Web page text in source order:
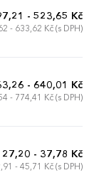
- 523,65 Kč
- 633,62 Kč (s DPH)
- 640,01 Kč
- 774,41 Kč (s DPH)
27,20 - 37,78 Kč
- 45,71 Kč (s DPH)